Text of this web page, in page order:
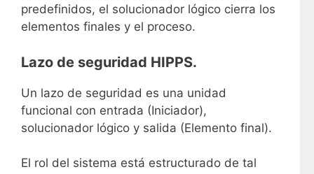
predefinidos, el solucionador lógico cierra los
elementos finales y el proceso.
Lazo de seguridad HIPPS.
Un lazo de seguridad es una unidad
funcional con entrada (Iniciador),
solucionador lógico y salida (Elemento final).
El rol del sistema está estructurado de tal